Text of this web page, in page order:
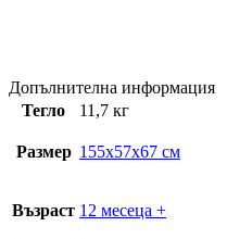
Допълнителна информация
Тегло
11,7 кг
Размер 155x57x67 см
Възраст 12 месеца +